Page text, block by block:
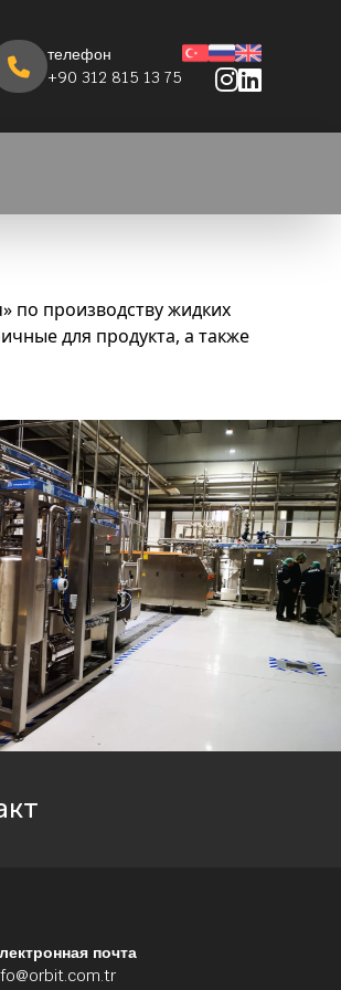
телефон
+90 312 815 13 75
по производству жидких
для продукта, а также
почта